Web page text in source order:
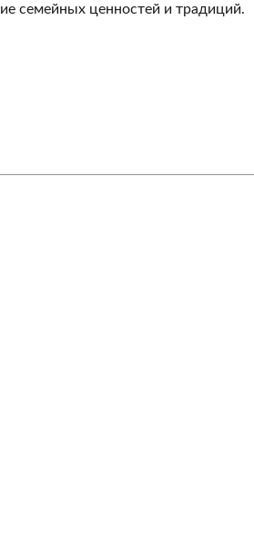
семейных ценностей и традиций.